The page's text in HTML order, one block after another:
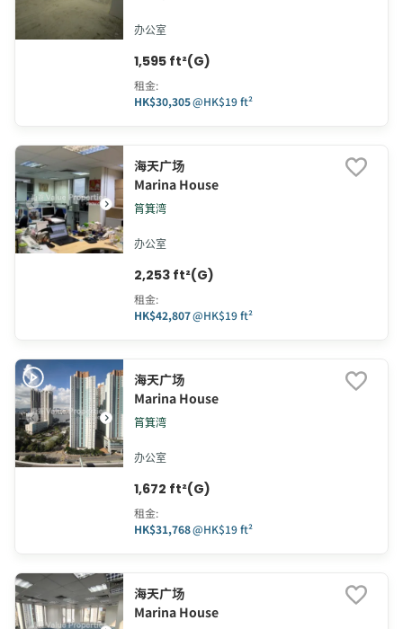
办公室
1,595 ft²(G)
租金:
HK$30,305@HK$19 ft²
海天广场
Marina House
筲箕湾
办公室
2,253 ft²(G)
租金:
HK$42,807@HK$19 ft²
海天广场
Marina House
筲箕湾
办公室
1,672 ft²(G)
租金:
HK$31,768@HK$19 ft²
海天广场
Marina House